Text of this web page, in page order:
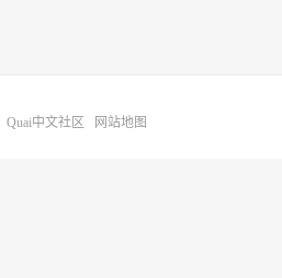
Quai中文社区 网站地图